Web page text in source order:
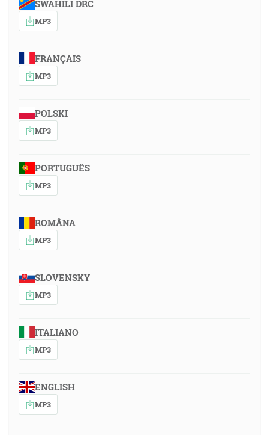
SWAHILI DRC
MP3
FRANÇAIS
MP3
POLSKI
MP3
PORTUGUÊS
MP3
ROMÂNA
MP3
SLOVENSKY
MP3
ITALIANO
MP3
ENGLISH
MP3